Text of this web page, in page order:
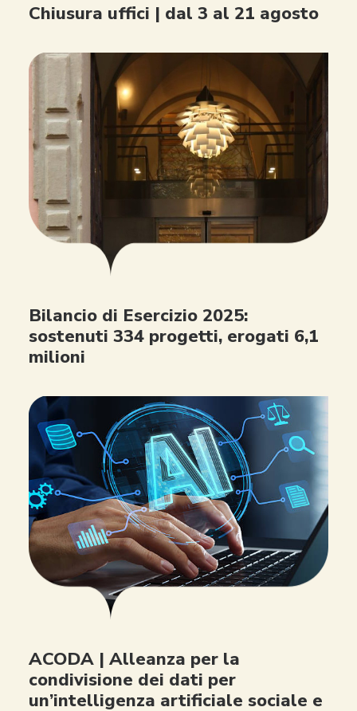
Chiusura uffici | dal 3 al 21 agosto
Bilancio di Esercizio 2025:
sostenuti 334 progetti, erogati 6,1
milioni
ACODA | Alleanza per la
condivisione dei dati per
un’intelligenza artificiale sociale e